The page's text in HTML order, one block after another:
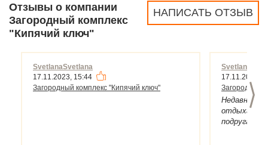
НАПИСАТЬ ОТЗЫВ
Отзывы о компании
Загородный комплекс
"Кипячий ключ"
>
SvetlanaSvetlana
17.11.2023, 15:44
Загородный комплекс "Кипячий ключ"
17.11.2023,
Загородный
Недавно
отдыха. В
подругам,